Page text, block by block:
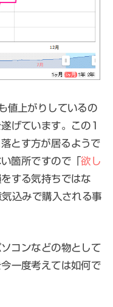
値上がりしているの
げています。この1
とす方が居るようで
箇所ですので「欲し
する気持ちではな
込みで購入される事
コンなどの物として
一度考えては如何で